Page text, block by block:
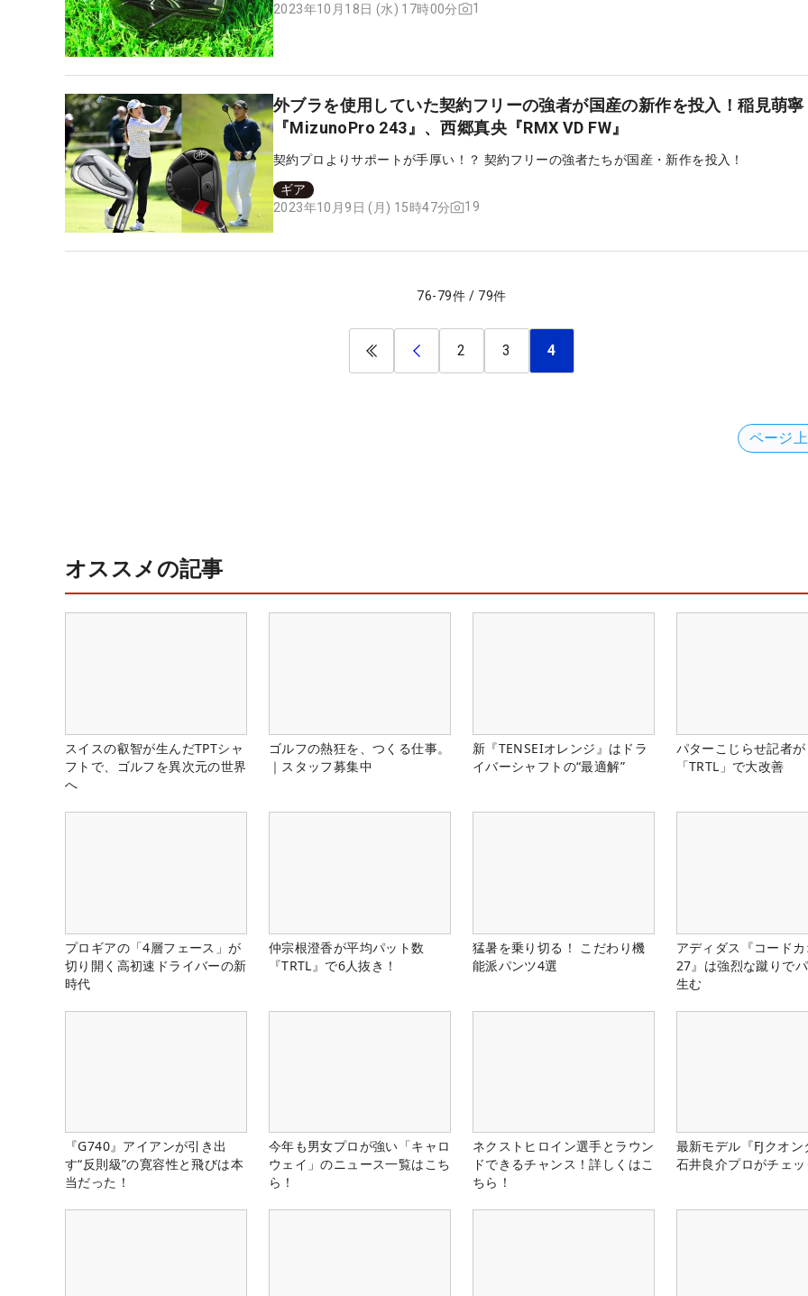
2023年10月18日 (水) 17時00分
1
外ブラを使用していた契約フリーの強者が国産の新作を投入！稲見萌寧
『MizunoPro 243』、西郷真央『RMX VD FW』
契約プロよりサポートが手厚い！？ 契約フリーの強者たちが国産・新作を投入！
ギア
2023年10月9日 (月) 15時47分
19
76-79件 / 79件
2 3 4
ページ
オススメの記事
スイスの叡智が生んだTPTシャ
フトで、ゴルフを異次元の世界
へ
ゴルフの熱狂を、つくる仕事。
｜スタッフ募集中
新『TENSEIオレンジ』はドラ
イバーシャフトの“最適解”
パターこじらせ記者が
「TRTL」で大改善
プロギアの「4層フェース」が
切り開く高初速ドライバーの新
時代
仲宗根澄香が平均パット数
『TRTL』で6人抜き！
猛暑を乗り切る！ こだわり機
能派パンツ4選
アディダス『コード
27』は強烈な蹴りで
生む
『G740』アイアンが引き出
す“反則級”の寛容性と飛びは本
当だった！
今年も男女プロが強い「キャロ
ウェイ」のニュース一覧はこち
ら！
ネクストヒロイン選手とラウン
ドできるチャンス！詳しくはこ
ちら！
最新モデル『FJクオ
石井良介プロがチェ